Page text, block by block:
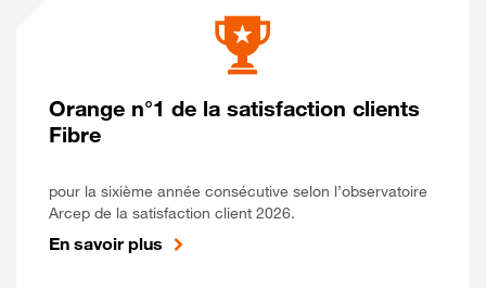
Orange n°1 de la satisfaction clients
Fibre
pour la sixième année consécutive selon l’observatoire
Arcep de la satisfaction client 2026.
En savoir plus